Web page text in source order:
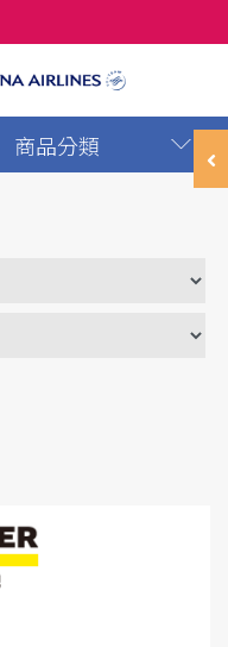
商品分類